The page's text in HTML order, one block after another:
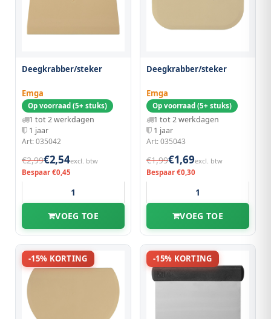
Deegkrabber/steker
Emga
Op voorraad (5+ stuks)
1 tot 2 werkdagen
1 jaar
Art: 035042
€2,99€2,54excl. btw
Bespaar €0,45
VOEG TOE
Deegkrabber/steker
Emga
Op voorraad (5+ stuks)
1 tot 2 werkdagen
1 jaar
Art: 035043
€1,99€1,69excl. btw
Bespaar €0,30
VOEG TOE
-15% KORTING -15% KORTING